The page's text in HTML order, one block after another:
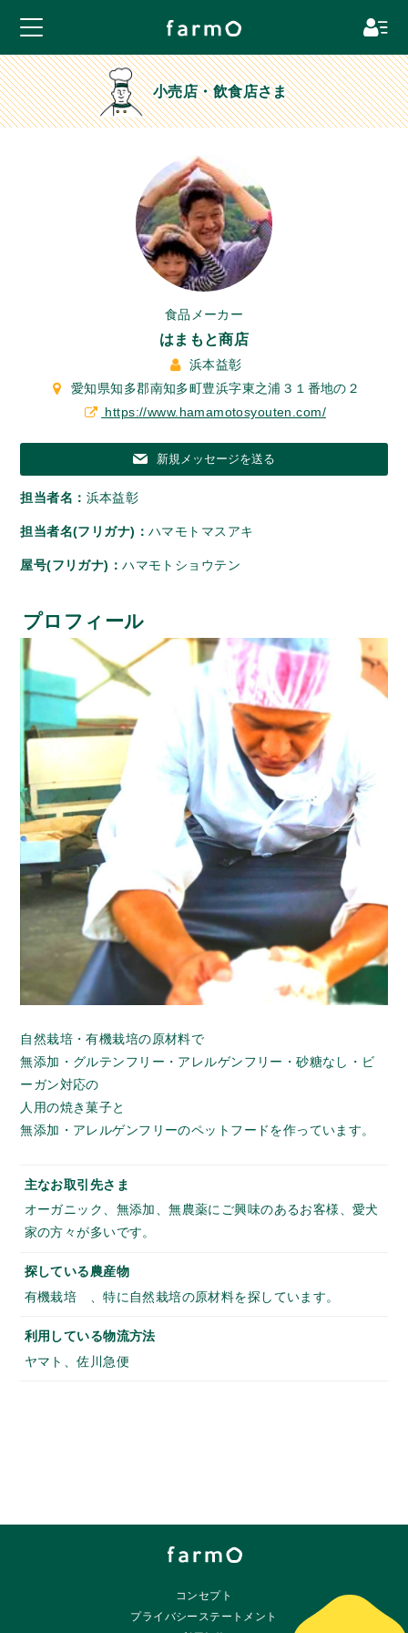
小売店・飲食店さま
食品メーカー
はまもと商店
浜本益彰
愛知県知多郡南知多町豊浜字東之浦３１番地の２
https://www.hamamotosyouten.com/
新規メッセージを送る
担当者名： 浜本益彰
担当者名(フリガナ)：ハマモトマスアキ
屋号(フリガナ)：ハマモトショウテン
プロフィール
自然栽培・有機栽培の原材料で
無添加・グルテンフリー・アレルゲンフリー・砂糖なし・ビ
ーガン対応の
人用の焼き菓子と
無添加・アレルゲンフリーのペットフードを作っています。
主なお取引先さま
オーガニック、無添加、無農薬にご興味のあるお客様、愛犬
家の方々が多いです。
探している農産物
有機栽培 、特に自然栽培の原材料を探しています。
利用している物流方法
ヤマト、佐川急便
コンセプト
プライバシーステートメント